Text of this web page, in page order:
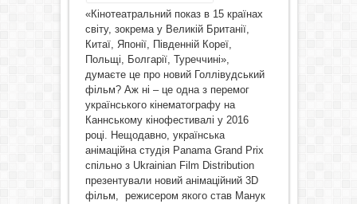
«Кінотеатральний показ в 15 країнах
світу, зокрема у Великій Британії,
Китаї, Японії, Південній Кореї,
Польщі, Болгарії, Туреччині»,
думаєте це про новий Голлівудський
фільм? Аж ні – це одна з перемог
українського кінематографу на
Каннському кінофестивалі у 2016
році. Нещодавно, українська
анімаційна студія Panama Grand Prix
спільно з Ukrainian Film Distribution
презентували новий анімаційний 3D
фільм, режисером якого став Манук